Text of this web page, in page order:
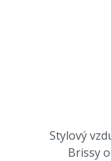
Stylový
Brissy